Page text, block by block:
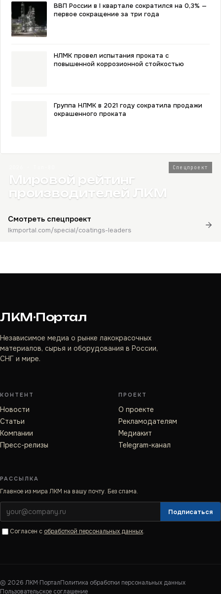
ВВП России в I квартале сократился на 0,3% —
первое сокращение за три года
НЛМК провел испытания проката с
повышенной коррозионной стойкостью
Группа НЛМК в 2021 году сократила продажи
окрашенного проката
Спецпроект
Мировой рейтинг
производителей ЛКМ
Смотреть спецпроект
lkmportal.com/special/coatings-leaders
ЛКМ·Портал
Независимое медиа о рынке лакокрасочных
материалов, сырья и оборудования в России,
СНГ и мире.
КОНТЕНТ
Новости
Статьи
Компании
Пресс-релизы
ПРОЕКТ
О проекте
Рекламодателям
Медиакит
Telegram-канал
РАССЫЛКА
Главное из мира ЛКМ на вашу почту. Без спама.
Подписаться
Согласен с обработкой персональных данных.
© 2026 ЛКМ·ПорталПолитика обработки персональных данных
Пользовательское соглашение